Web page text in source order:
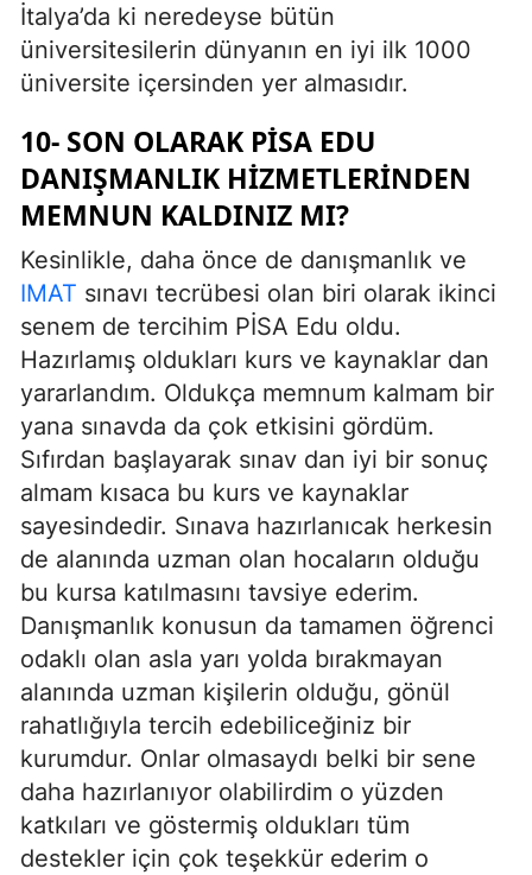
İtalya’da ki neredeyse bütün
üniversitesilerin dünyanın en iyi ilk 1000
üniversite içersinden yer almasıdır.
10- SON OLARAK PISA EDU
DANIŞMANLIK HIZMETLERINDEN
MEMNUN KALDINIZ MI?
Kesinlikle, daha önce de danışmanlık ve
IMAT sınavı tecrübesi olan biri olarak ikinci
senem de tercihim PİSA Edu oldu.
Hazırlamış oldukları kurs ve kaynaklar dan
yararlandım. Oldukça memnum kalmam bir
yana sınavda da çok etkisini gördüm.
Sıfırdan başlayarak sınav dan iyi bir sonuç
almam kısaca bu kurs ve kaynaklar
sayesindedir. Sınava hazırlanıcak herkesin
de alanında uzman olan hocaların olduğu
bu kursa katılmasını tavsiye ederim.
Danışmanlık konusun da tamamen öğrenci
odaklı olan asla yarı yolda bırakmayan
alanında uzman kişilerin olduğu, gönül
rahatlığıyla tercih edebiliceğiniz bir
kurumdur. Onlar olmasaydı belki bir sene
daha hazırlanıyor olabilirdim o yüzden
katkıları ve göstermiş oldukları tüm
destekler için çok teşekkür ederim o